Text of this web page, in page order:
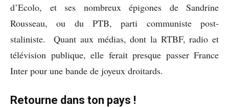
d’Ecolo, et ses nombreux épigones de Sandrine
Rousseau, ou du PTB, parti communiste post-
staliniste. Quant aux médias, dont la RTBF, radio et
télévision publique, elle ferait presque passer France
Inter pour une bande de joyeux droitards.
Retourne dans ton pays !